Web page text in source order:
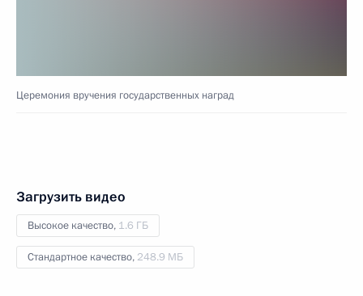
Церемония вручения государственных наград
Загрузить видео
Высокое качество, 1.6 ГБ
Стандартное качество, 248.9 МБ